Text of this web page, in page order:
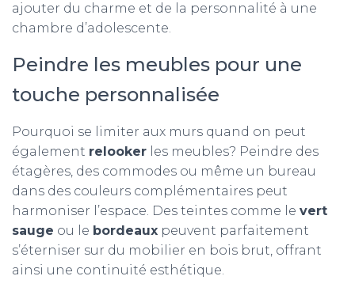
ajouter du charme et de la personnalité à une
chambre d’adolescente.
Peindre les meubles pour une
touche personnalisée
Pourquoi se limiter aux murs quand on peut
également relooker les meubles? Peindre des
étagères, des commodes ou même un bureau
dans des couleurs complémentaires peut
harmoniser l’espace. Des teintes comme le vert
sauge ou le bordeaux peuvent parfaitement
s’éterniser sur du mobilier en bois brut, offrant
ainsi une continuité esthétique.